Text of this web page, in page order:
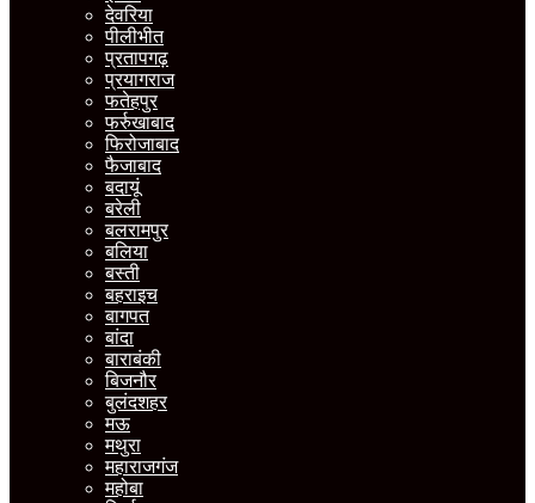
देवरिया
पीलीभीत
प्रतापगढ़
प्रयागराज
फतेहपुर
फर्रुखाबाद
फिरोजाबाद
फैजाबाद
बदायूं
बरेली
बलरामपुर
बलिया
बस्ती
बहराइच
बागपत
बांदा
बाराबंकी
बिजनौर
बुलंदशहर
मऊ
मथुरा
महाराजगंज
महोबा